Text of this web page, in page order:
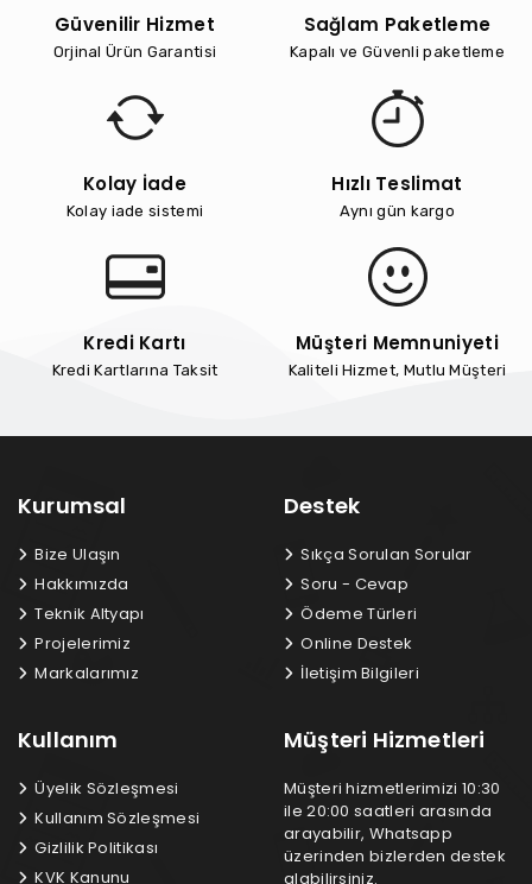
Güvenilir Hizmet
Orjinal Ürün Garantisi
Sağlam Paketleme
Kapalı ve Güvenli paketleme
Kolay İade
Kolay iade sistemi
Hızlı Teslimat
Aynı gün kargo
Kredi Kartı
Kredi Kartlarına Taksit
Müşteri Memnuniyeti
Kaliteli Hizmet, Mutlu Müşteri
Kurumsal
Bize Ulaşın
Hakkımızda
Teknik Altyapı
Projelerimiz
Markalarımız
Destek
Sıkça Sorulan Sorular
Soru - Cevap
Ödeme Türleri
Online Destek
İletişim Bilgileri
Kullanım
Üyelik Sözleşmesi
Kullanım Sözleşmesi
Gizlilik Politikası
KVK Kanunu
Müşteri Hizmetleri
Müşteri hizmetlerimizi 10:30
ile 20:00 saatleri arasında
arayabilir, Whatsapp
üzerinden bizlerden destek
alabilirsiniz.